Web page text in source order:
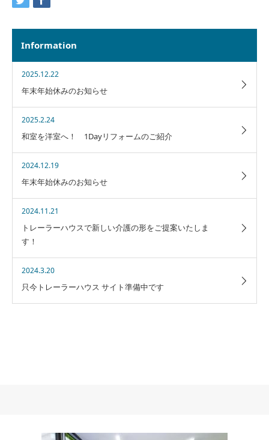
Information
2025.12.22
年末年始休みのお知らせ
2025.2.24
和室を洋室へ！ 1Dayリフォームのご紹介
2024.12.19
年末年始休みのお知らせ
2024.11.21
トレーラーハウスで新しい介護の形をご提案いたしま
す！
2024.3.20
只今トレーラーハウス サイト準備中です